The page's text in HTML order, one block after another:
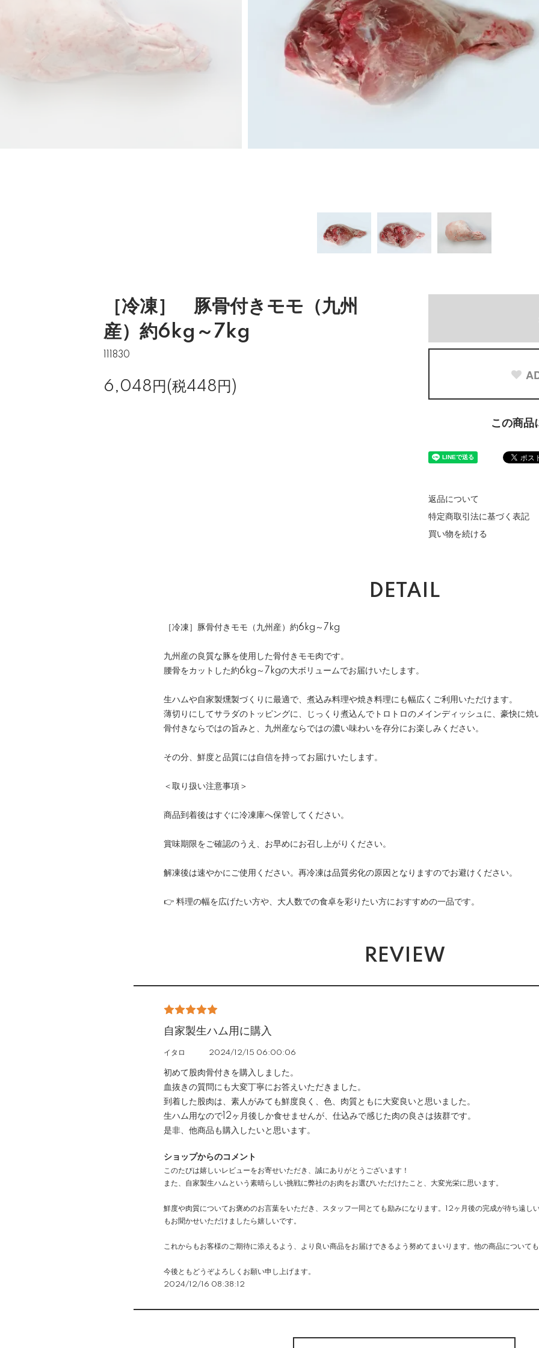
［冷凍］ 豚骨付きモモ（九州
産）約6kg～7kg
111830
6,048円(税448円)
この商品
返品について
特定商取引法に基づく表記
買い物を続ける
DETAIL
［冷凍］豚骨付きモモ（九州産）約6kg～7kg
九州産の良質な豚を使用した骨付きモモ肉です。
腰骨をカットした約6kg～7kgの大ボリュームでお届けいたします。
生ハムや自家製燻製づくりに最適で、煮込み料理や焼き料理にも幅広くご利用いただけます。
薄切りにしてサラダのトッピングに、じっくり煮込んでトロトロのメインディッシュに、豪快に焼
骨付きならではの旨みと、九州産ならではの濃い味わいを存分にお楽しみください。
その分、鮮度と品質には自信を持ってお届けいたします。
＜取り扱い注意事項＞
商品到着後はすぐに冷凍庫へ保管してください。
賞味期限をご確認のうえ、お早めにお召し上がりください。
解凍後は速やかにご使用ください。再冷凍は品質劣化の原因となりますのでお避けください。
👉 料理の幅を広げたい方や、大人数での食卓を彩りたい方におすすめの一品です。
REVIEW
自家製生ハム用に購入
イタロ 2024/12/15 06:00:06
初めて股肉骨付きを購入しました。
血抜きの質問にも大変丁寧にお答えいただきました。
到着した股肉は、素人がみても鮮度良く、色、肉質ともに大変良いと思いました。
生ハム用なので12ヶ月後しか食せませんが、仕込みで感じた肉の良さは抜群です。
是非、他商品も購入したいと思います。
ショップからのコメント
このたびは嬉しいレビューをお寄せいただき、誠にありがとうございます！
また、自家製生ハムという素晴らしい挑戦に弊社のお肉をお選びいただけたこと、大変光栄に思います。
鮮度や肉質についてお褒めのお言葉をいただき、スタッフ一同とても励みになります。12ヶ月後の完成が待ち遠し
もお聞かせいただけましたら嬉しいです。
これからもお客様のご期待に添えるよう、より良い商品をお届けできるよう努めてまいります。他の商品について
今後ともどうぞよろしくお願い申し上げます。
2024/12/16 08:38:12